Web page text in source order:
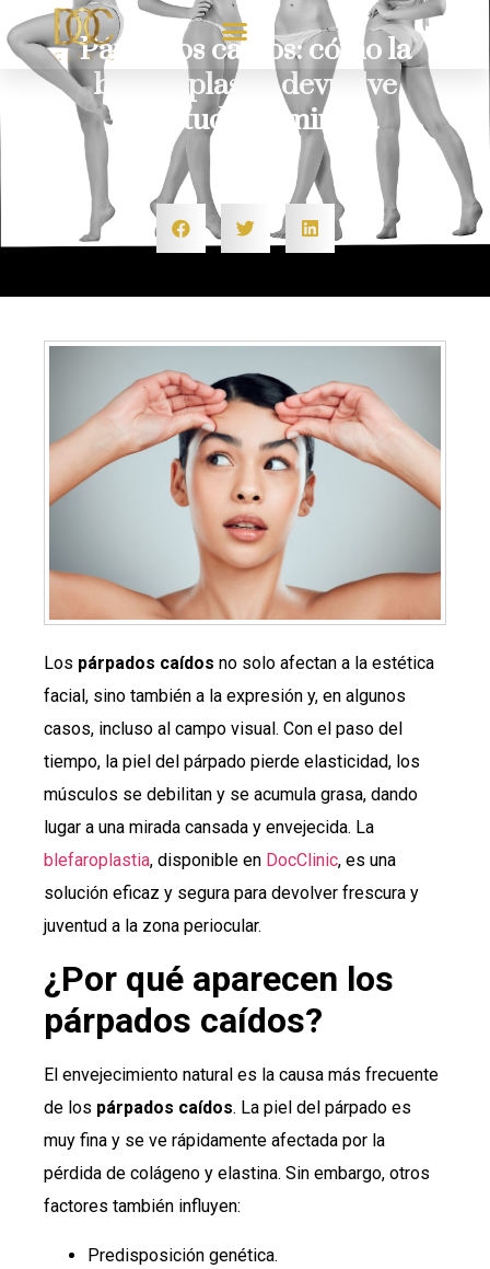
Párpados caídos: cómo la
blefaroplastia devuelve
juventud a la mirada
Los párpados caídos no solo afectan a la estética
facial, sino también a la expresión y, en algunos
casos, incluso al campo visual. Con el paso del
tiempo, la piel del párpado pierde elasticidad, los
músculos se debilitan y se acumula grasa, dando
lugar a una mirada cansada y envejecida. La
blefaroplastia, disponible en DocClinic, es una
solución eficaz y segura para devolver frescura y
juventud a la zona periocular.
¿Por qué aparecen los
párpados caídos?
El envejecimiento natural es la causa más frecuente
de los párpados caídos. La piel del párpado es
muy fina y se ve rápidamente afectada por la
pérdida de colágeno y elastina. Sin embargo, otros
factores también influyen:
Predisposición genética.